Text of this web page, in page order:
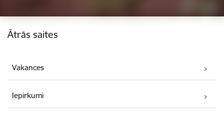
Kājene
Ātrās saites
Vakances
Iepirkumi